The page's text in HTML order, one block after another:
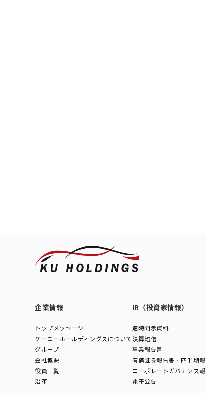
企業情報
トップメッセージ
ケーユーホールディングスについて
グループ
会社概要
役員一覧
沿革
IR（投資家情報）
適時開示資料
決算短信
事業報告書
有価証券報告書・四半期
コーポレートガバナンス
電子公告